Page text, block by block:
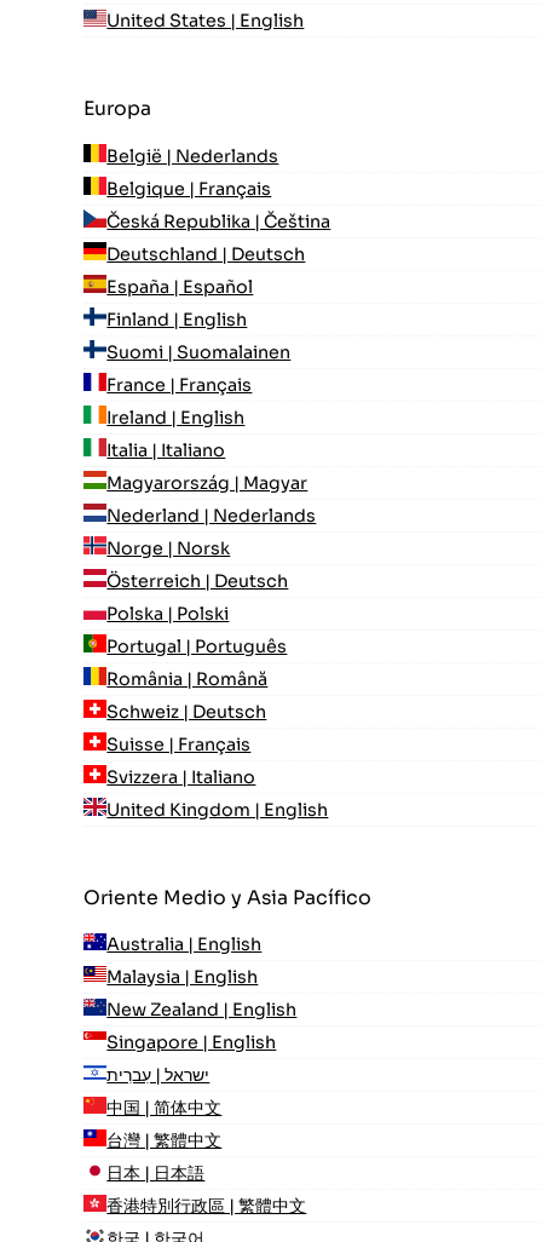
United States | English
Europa
België | Nederlands
Belgique | Français
Česká Republika | Čeština
Deutschland | Deutsch
España | Español
Finland | English
Suomi | Suomalainen
France | Français
Ireland | English
Italia | Italiano
Magyarország | Magyar
Nederland | Nederlands
Norge | Norsk
Österreich | Deutsch
Polska | Polski
Portugal | Português
România | Română
Schweiz | Deutsch
Suisse | Français
Svizzera | Italiano
United Kingdom | English
Oriente Medio y Asia Pacífico
Australia | English
Malaysia | English
New Zealand | English
Singapore | English
ישראל | עִברִית
中国 | 简体中文
台灣 | 繁體中文
日本 | 日本語
香港特別行政區 | 繁體中文